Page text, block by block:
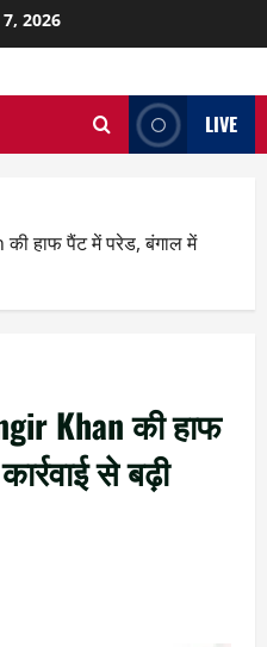
2026
LIVE
हाफ पैंट में परेड, बंगाल में
Khan की हाफ
से बढ़ी